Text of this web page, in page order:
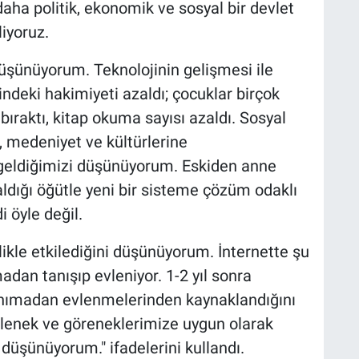
politik, ekonomik ve sosyal bir devlet
Teknolojinin gelişmesi ile
hakimiyeti azaldı; çocuklar birçok
kitap okuma sayısı azaldı. Sosyal
medeniyet ve kültürlerine
düşünüyorum. Eskiden anne
öğütle yeni bir sisteme çözüm odaklı
öyle değil.
etkilediğini düşünüyorum. İnternette şu
tanışıp evleniyor. 1-2 yıl sonra
evlenmelerinden kaynaklandığını
ve göreneklerimize uygun olarak
ifadelerini kullandı.